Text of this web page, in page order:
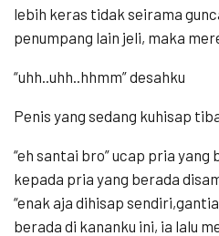
lebih keras tidak seirama
penumpang lain jeli, maka
“uhh..uhh..hhmm” desahku
Penis yang sedang kuhisap
“eh santai bro” ucap pria yang
kepada pria yang berada
“enak aja dihisap
berada di kananku ini, ia lalu